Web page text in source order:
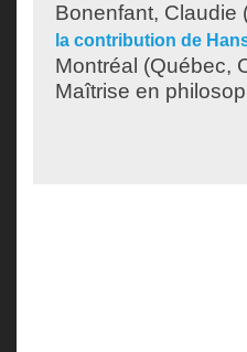
Bonenfant, Claudie
la contribution de
Montréal (Québec,
Maîtrise en